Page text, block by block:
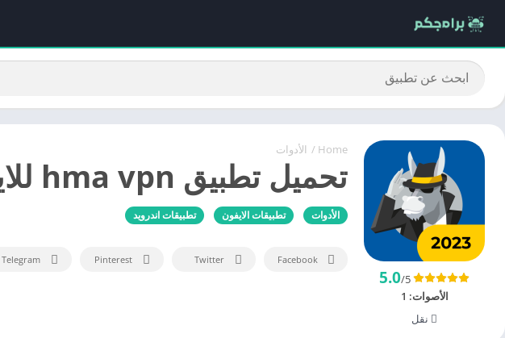
Home
/ الأدوات
تحميل تطبيق hma vpn للايفون والاندرويد
الأدوات تطبيقات الايفون تطبيقات اندرويد
5.0/5
الأصوات: 1
نقل
Facebook
Twitter
Pinterest
Telegram